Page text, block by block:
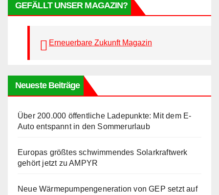
GEFÄLLT UNSER MAGAZIN?
Erneuerbare Zukunft Magazin
Neueste Beiträge
Über 200.000 öffentliche Ladepunkte: Mit dem E-
Auto entspannt in den Sommerurlaub
Europas größtes schwimmendes Solarkraftwerk
gehört jetzt zu AMPYR
Neue Wärmepumpengeneration von GEP setzt auf